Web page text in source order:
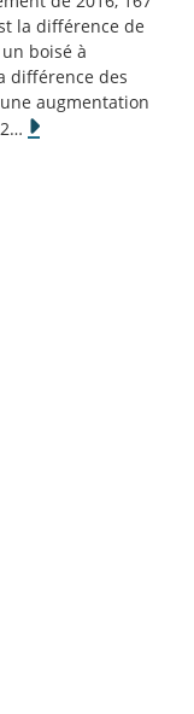
la différence de
boisé à
différence des
augmentation
…